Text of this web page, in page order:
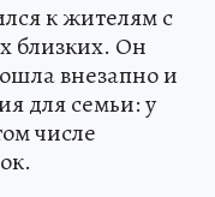
к жителям с
близких. Он
внезапно и
для семьи: у
числе